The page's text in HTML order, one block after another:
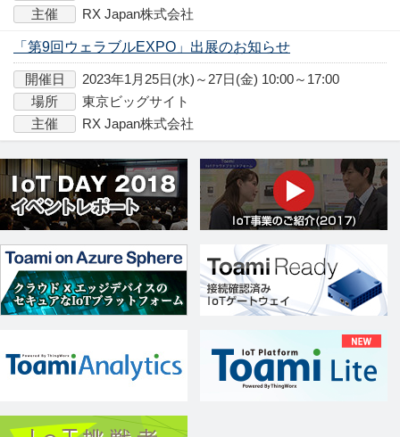
主催
RX Japan株式会社
「第9回ウェラブルEXPO」出展のお知らせ
開催日
2023年1月25日(水)～27日(金) 10:00～17:00
場所
東京ビッグサイト
主催
RX Japan株式会社